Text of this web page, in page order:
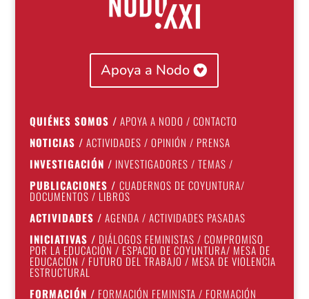
Apoya a Nodo
QUIÉNES SOMOS / APOYA A NODO / CONTACTO
NOTICIAS / ACTIVIDADES / OPINIÓN / PRENSA
INVESTIGACIÓN / INVESTIGADORES / TEMAS /
PUBLICACIONES / CUADERNOS DE COYUNTURA/
DOCUMENTOS / LIBROS
ACTIVIDADES / AGENDA / ACTIVIDADES PASADAS
INICIATIVAS / DIÁLOGOS FEMINISTAS / COMPROMISO
POR LA EDUCACIÓN / ESPACIO DE COYUNTURA/ MESA DE
EDUCACIÓN / FUTURO DEL TRABAJO / MESA DE VIOLENCIA
ESTRUCTURAL
FORMACIÓN / FORMACIÓN FEMINISTA / FORMACIÓN